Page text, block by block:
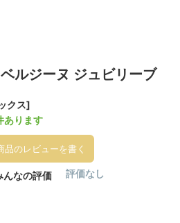
ルジーヌ ジュビリーブ
クス]
あります
品のレビューを書く
んなの評価 評価なし